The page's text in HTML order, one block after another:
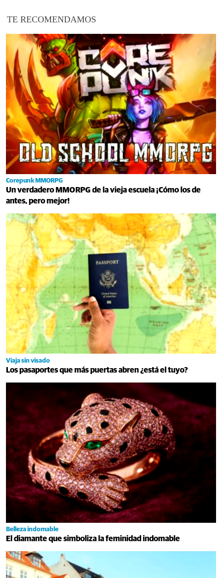
TE RECOMENDAMOS
Corepunk MMORPG
Un verdadero MMORPG de la vieja escuela ¡Cómo los de
antes, pero mejor!
Viaja sin visado
Los pasaportes que más puertas abren ¿está el tuyo?
Belleza indomable
El diamante que simboliza la feminidad indomable